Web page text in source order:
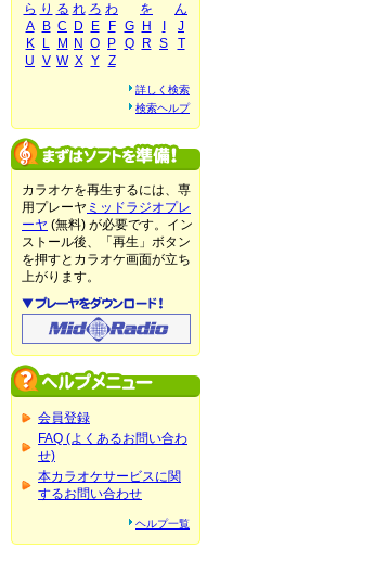
ら り る れ ろ わ を
ん
A
B C D E F G H
J
K
L M N O P Q R S
T
U V W X Y Z
詳しく検索
検索ヘルプ
カラオケを再生するには、専
用プレーヤ ミッドラジオプレ
ーヤ (無料) が必要です。イン
ストール後、「再生」ボタン
を押すとカラオケ画面が立ち
上がります。
会員登録
FAQ (よくあるお問い合わ
せ)
本カラオケサービスに関
するお問い合わせ
ヘルプ一覧